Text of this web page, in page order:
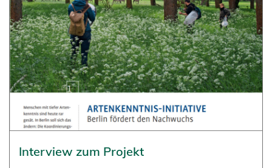
Interview zum Projekt